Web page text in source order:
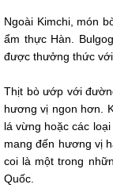
Ngoài Kimchi, món
ẩm thực Hàn.
được thưởng thức
​Thịt bò ướp với
hương vị ngon hơn.
lá vừng hoặc các
mang đến hương vị
coi là một trong
Quốc.